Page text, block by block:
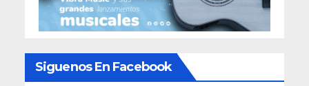
Siguenos En Facebook